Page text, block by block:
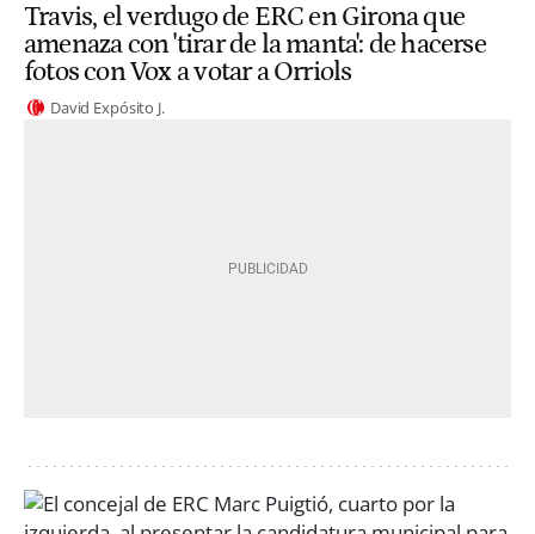
Travis, el verdugo de ERC en Girona que
amenaza con 'tirar de la manta': de hacerse
fotos con Vox a votar a Orriols
David Expósito J.